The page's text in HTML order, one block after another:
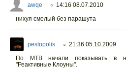
awqe ○ 14:16 08.07.2010
нихуя смелый без парашута
pestopolis ○ 21:36 05.10.2009
По МТВ начали показывать в
"Реактивные Клоуны".